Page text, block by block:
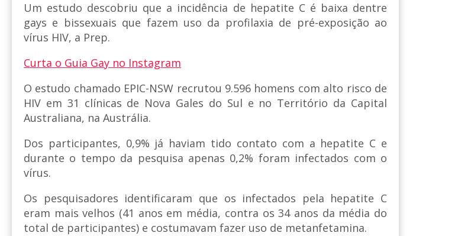
Um estudo descobriu que a incidência de hepatite C é baixa dentre
gays e bissexuais que fazem uso da profilaxia de pré-exposição ao
vírus HIV, a Prep.
Curta o Guia Gay no Instagram
O estudo chamado EPIC-NSW recrutou 9.596 homens com alto risco de
HIV em 31 clínicas de Nova Gales do Sul e no Território da Capital
Australiana, na Austrália.
Dos participantes, 0,9% já haviam tido contato com a hepatite C e
durante o tempo da pesquisa apenas 0,2% foram infectados com o
vírus.
Os pesquisadores identificaram que os infectados pela hepatite C
eram mais velhos (41 anos em média, contra os 34 anos da média do
total de participantes) e costumavam fazer uso de metanfetamina.